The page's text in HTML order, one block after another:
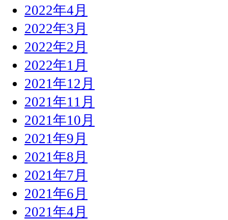
2022年4月
2022年3月
2022年2月
2022年1月
2021年12月
2021年11月
2021年10月
2021年9月
2021年8月
2021年7月
2021年6月
2021年4月